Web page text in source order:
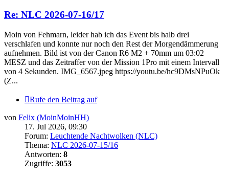
Re: NLC 2026-07-16/17
Moin von Fehmarn, leider hab ich das Event bis halb drei
verschlafen und konnte nur noch den Rest der Morgendämmerung
aufnehmen. Bild ist von der Canon R6 M2 + 70mm um 03:02
MESZ und das Zeitraffer von der Mission 1Pro mit einem Intervall
von 4 Sekunden. IMG_6567.jpeg https://youtu.be/hc9DMsNPuOk
(Z...
Rufe den Beitrag auf
von Felix (MoinMoinHH)
17. Jul 2026, 09:30
Forum: Leuchtende Nachtwolken (NLC)
Thema: NLC 2026-07-15/16
Antworten: 8
Zugriffe: 3053